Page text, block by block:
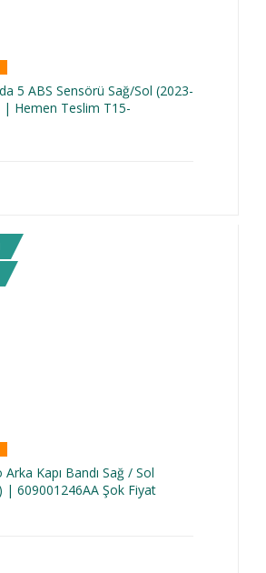
5 ABS Sensörü Sağ/Sol (2023-
| Hemen Teslim T15-
Kapı Bandı Sağ / Sol
| 609001246AA Şok Fiyat